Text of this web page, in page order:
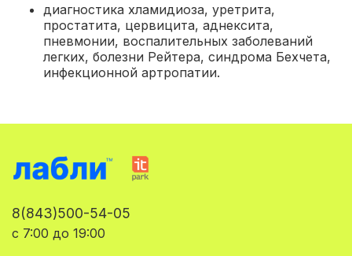
диагностика хламидиоза, уретрита,
простатита, цервицита, аднексита,
пневмонии, воспалительных заболеваний
легких, болезни Рейтера, синдрома Бехчета,
инфекционной артропатии.
8(843)500-54-05
с 7:00 до 19:00